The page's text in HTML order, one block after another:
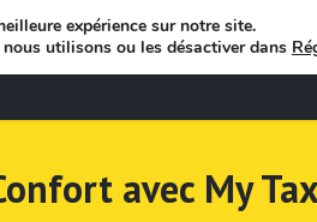
avec My
expérience sur notre site.
utilisons ou les désactiver dans